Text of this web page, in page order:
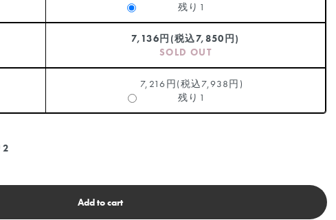
残り1
7,136円(税込7,850円)
SOLD OUT
7,216円(税込7,938円)
残り1
2
Add to cart